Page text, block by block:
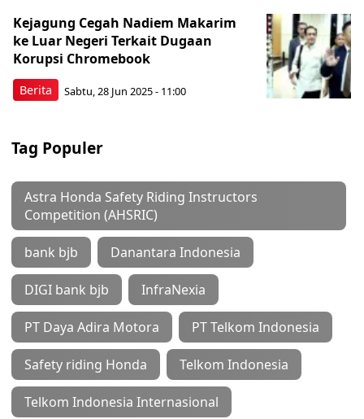
Berita
Kejagung Cegah Nadiem Makarim
ke Luar Negeri Terkait Dugaan
Korupsi Chromebook
Sabtu, 28 Jun 2025 - 11:00
Tag Populer
Astra Honda Safety Riding Instructors
Competition (AHSRIC)
bank bjb Danantara Indonesia
DIGI bank bjb InfraNexia
PT Daya Adira Motora PT Telkom Indonesia
Safety riding Honda Telkom Indonesia
Telkom Indonesia Internasional